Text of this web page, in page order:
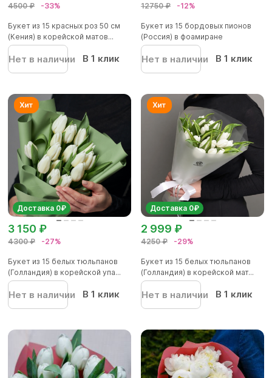
4500 ₽ -33%
Букет из 15 красных роз 50 см
(Кения) в корейской матов...
Нет в наличии В 1 клик
12750 ₽ -12%
Букет из 15 бордовых пионов
(Россия) в фоамиране
Нет в наличии В 1 клик
Доставка 0₽
4300 ₽ -27%
3 150 ₽
Букет из 15 белых тюльпанов
(Голландия) в корейской упа...
Нет в наличии В 1 клик
Доставка 0₽
4250 ₽ -29%
2 999 ₽
Букет из 15 белых тюльпанов
(Голландия) в корейской мат...
Нет в наличии В 1 клик